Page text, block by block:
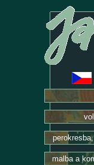
malba a